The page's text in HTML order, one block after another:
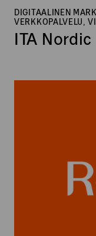
DIGITAALINEN
VERKKOPALVELU,
ITA Nordic